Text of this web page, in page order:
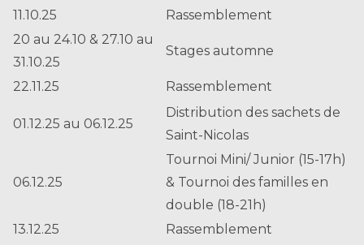
11.10.25
Rassemblement
20 au 24.10 & 27.10 au
31.10.25
Stages automne
22.11.25 Rassemblement
01.12.25 au 06.12.25
Distribution des sachets de
Saint-Nicolas
06.12.25
Tournoi Mini/ Junior (15-17h)
& Tournoi des familles en
double (18-21h)
13.12.25
Rassemblement